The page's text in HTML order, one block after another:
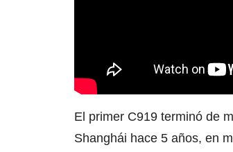
El primer C919 terminó de
Shanghái hace 5 años, en